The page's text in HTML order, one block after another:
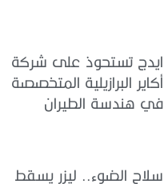
ايدج تستحوذ على شركة
أكاير البرازيلية المتخصصة
في هندسة الطيران
سلاح الضوء.. ليزر يسقط